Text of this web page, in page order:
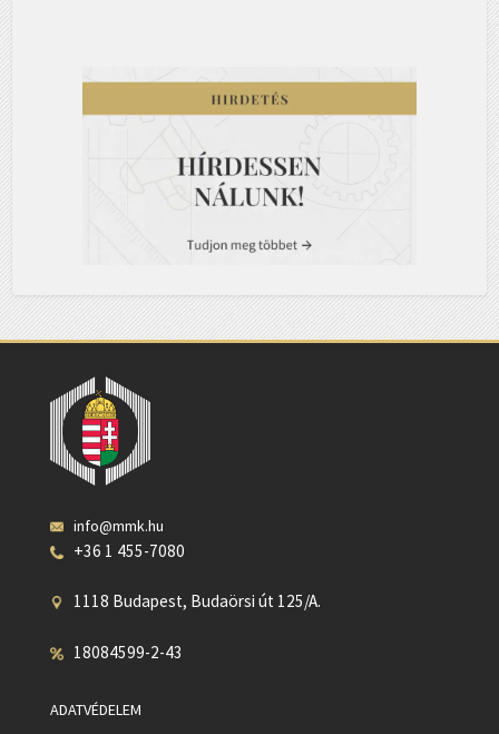
info@mmk.hu
+36 1 455-7080
1118 Budapest, Budaörsi út 125/A.
18084599-2-43
ADATVÉDELEM